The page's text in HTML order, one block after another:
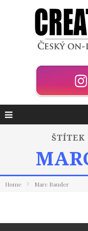
ŠTÍTEK
Home Marc Bauder